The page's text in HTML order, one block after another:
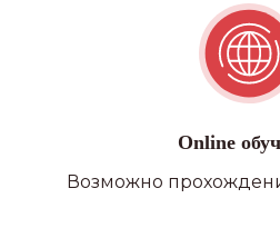
Online
Возможно